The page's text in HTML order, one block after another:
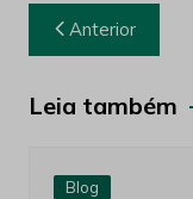
Navegação
de
Post
Anterior
Leia também
Blog